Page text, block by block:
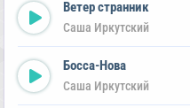
Ветер странник
Саша Иркутский
Босса-Нова
Саша Иркутский